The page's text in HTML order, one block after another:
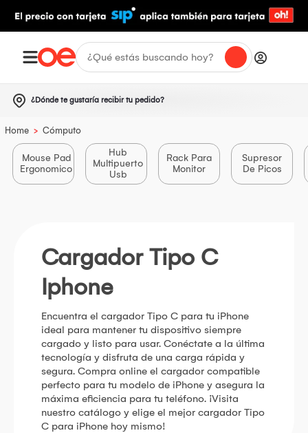
¿Dónde te gustaría recibir tu pedido?
Home > Cómputo
Mouse Pad
Ergonomico
Hub
Multipuerto
Usb
Rack Para
Monitor
Supresor
De Picos
Cargador Tipo C
Iphone
Encuentra el cargador Tipo C para tu iPhone
ideal para mantener tu dispositivo siempre
cargado y listo para usar. Conéctate a la última
tecnología y disfruta de una carga rápida y
segura. Compra online el cargador compatible
perfecto para tu modelo de iPhone y asegura la
máxima eficiencia para tu teléfono. ¡Visita
nuestro catálogo y elige el mejor cargador Tipo
C para iPhone hoy mismo!